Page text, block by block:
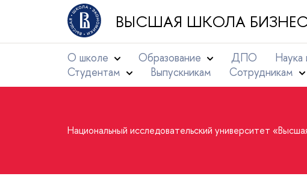
ВЫСШАЯ ШКОЛА
О школе Образование ДПО Наука
Студентам
Выпускникам Сотрудникам
Национальный исследовательский университет